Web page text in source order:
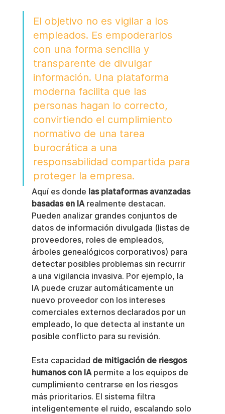
El objetivo no es vigilar a los
empleados. Es empoderarlos
con una forma sencilla y
transparente de divulgar
información. Una plataforma
moderna facilita que las
personas hagan lo correcto,
convirtiendo el cumplimiento
normativo de una tarea
burocrática a una
responsabilidad compartida para
proteger la empresa.
Aquí es donde las plataformas avanzadas
basadas en IA realmente destacan.
Pueden analizar grandes conjuntos de
datos de información divulgada (listas de
proveedores, roles de empleados,
árboles genealógicos corporativos) para
detectar posibles problemas sin recurrir
a una vigilancia invasiva. Por ejemplo, la
IA puede cruzar automáticamente un
nuevo proveedor con los intereses
comerciales externos declarados por un
empleado, lo que detecta al instante un
posible conflicto para su revisión.
Esta capacidad de mitigación de riesgos
humanos con IA permite a los equipos de
cumplimiento centrarse en los riesgos
más prioritarios. El sistema filtra
inteligentemente el ruido, escalando solo